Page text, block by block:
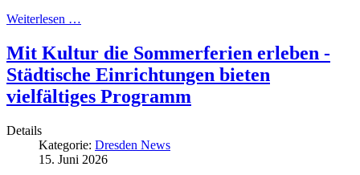
Weiterlesen …
Mit Kultur die Sommerferien erleben -
Städtische Einrichtungen bieten
vielfältiges Programm
Details
Kategorie: Dresden News
15. Juni 2026